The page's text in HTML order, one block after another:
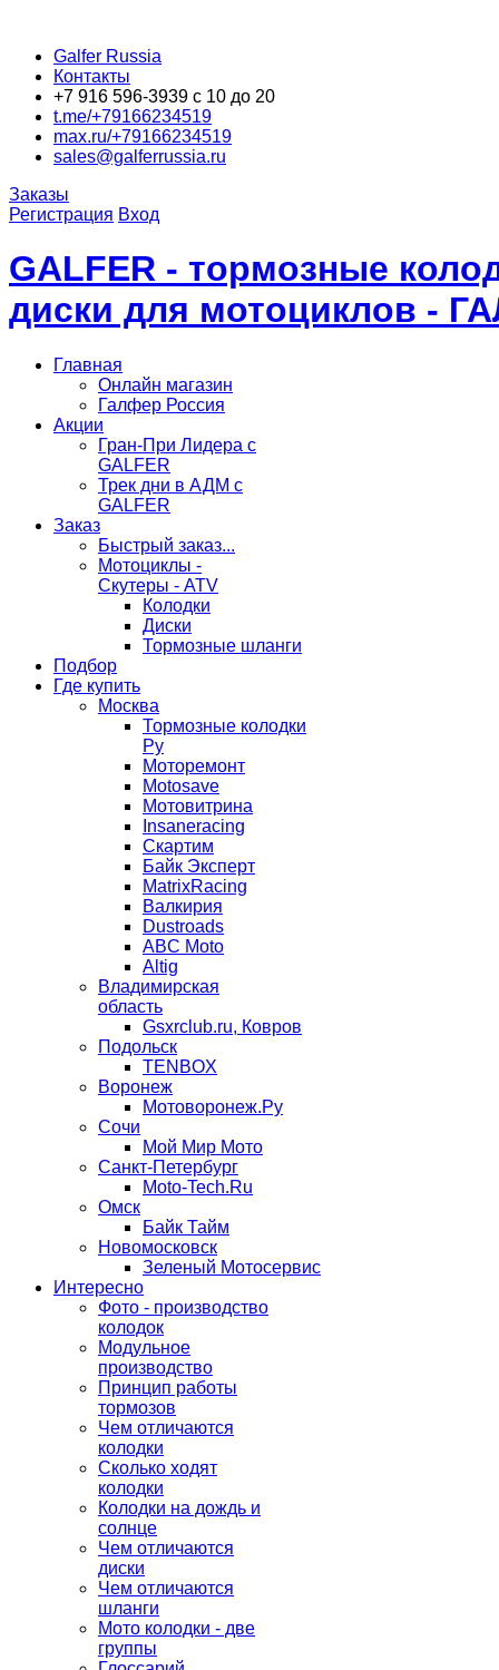
Galfer Russia
Контакты
+7 916 596-3939 с 10 до 20
t.me/+79166234519
max.ru/+79166234519
sales@galferrussia.ru
Заказы
Регистрация Вход
GALFER - тормозные
диски для мотоциклов -
Главная
Онлайн магазин
Галфер Россия
Акции
Гран-При Лидера c
GALFER
Трек дни в АДМ с
GALFER
Заказ
Быстрый заказ...
Мотоциклы -
Скутеры - ATV
Колодки
Диски
Тормозные шланги
Подбор
Где купить
Москва
Тормозные колодки
Ру
Моторемонт
Motosave
Мотовитрина
Insaneracing
Скартим
Байк Эксперт
MatrixRacing
Валкирия
Dustroads
ABC Moto
Altig
Владимирская
область
Gsxrclub.ru, Ковров
Подольск
TENBOX
Воронеж
Мотоворонеж.Ру
Сочи
Мой Мир Мото
Санкт-Петербург
Moto-Tech.Ru
Омск
Байк Тайм
Новомосковск
Зеленый Мотосервис
Интересно
Фото - производство
колодок
Модульное
производство
Принцип работы
тормозов
Чем отличаются
колодки
Сколько ходят
колодки
Колодки на дождь и
солнце
Чем отличаются
диски
Чем отличаются
шланги
Мото колодки - две
группы